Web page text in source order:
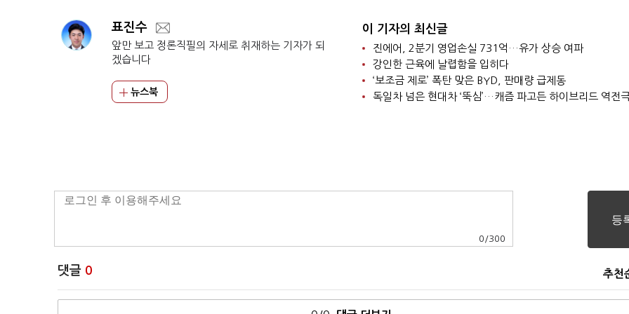
표진수
앞만 보고 정론직필의 자세로 취재하는 기자가 되
겠습니다
뉴스북
이 기자의 최신글
진에어, 2분기 영업손실 731억…유가 상승 여파
강인한 근육에 날렵함을 입히다
‘보조금 제로’ 폭탄 맞은 BYD, 판매량 급제동
독일차 넘은 현대차 ‘뚝심’…캐즘 파고든 하이브리드 역전
0 /300
댓글 0 추천